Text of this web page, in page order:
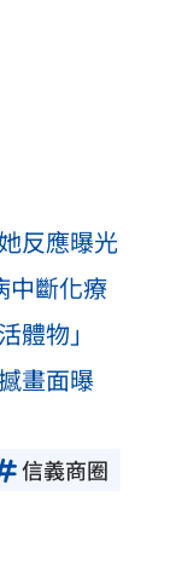
反應曝光
中斷化療
體物」
畫面曝
信義商圈